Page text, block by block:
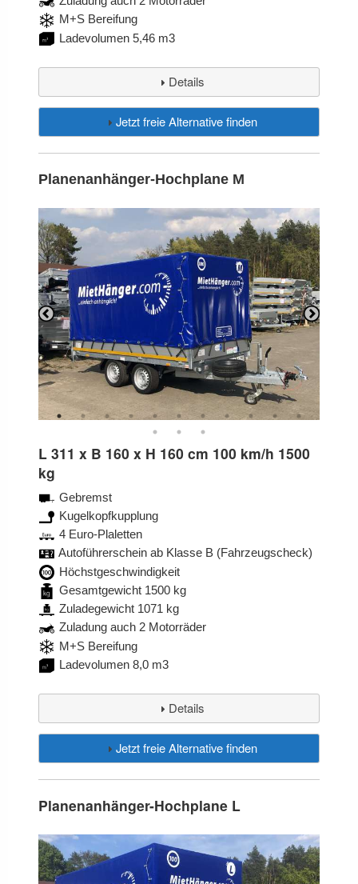
M+S Bereifung
Ladevolumen 5,46 m3
Details
Jetzt freie Alternative finden
Planenanhänger-Hochplane M
Previous
L 311 x B 160 x H 160 cm 100 km/h 1500
kg
Gebremst
Kugelkopfkupplung
4 Euro-Plaletten
Autoführerschein ab Klasse B (Fahrzeugscheck)
Höchstgeschwindigkeit
Gesamtgewicht 1500 kg
Zuladegewicht 1071 kg
Zuladung auch 2 Motorräder
M+S Bereifung
Ladevolumen 8,0 m3
Details
Jetzt freie Alternative finden
Planenanhänger-Hochplane L